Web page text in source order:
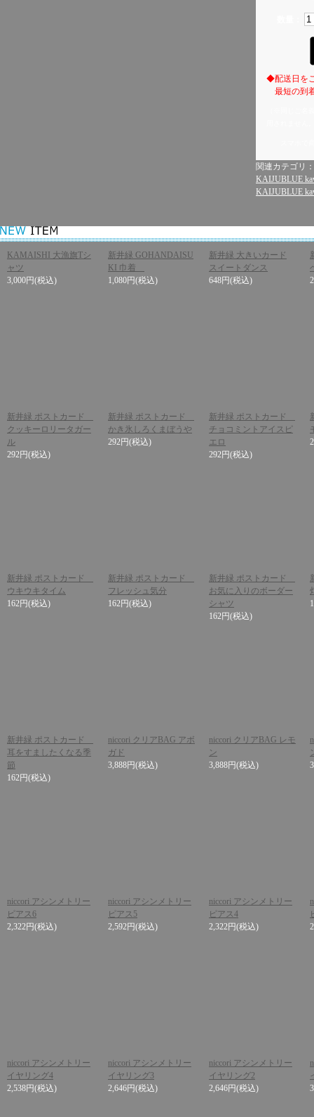
◆配送日を
最短の到
関連カテゴリ：
KAIJUBLUE
KAIJUBLUE
KAMAISHI 大漁旗Tシ
ャツ
3,000円(税込)
新井緑 GOHANDAISU
KI 巾着
1,080円(税込)
新井緑 大きいカード
スイートダンス
648円(税込)
新井緑 ポストカード
クッキーロリータガー
ル
292円(税込)
新井緑 ポストカード
かき氷しろくまぼうや
292円(税込)
新井緑 ポストカード
チョコミントアイスピ
エロ
292円(税込)
新井緑 ポストカード
ウキウキタイム
162円(税込)
新井緑 ポストカード
フレッシュ気分
162円(税込)
新井緑 ポストカード
お気に入りのボーダー
シャツ
162円(税込)
新井緑 ポストカード
耳をすましたくなる季
節
162円(税込)
niccori クリアBAG アボ
ガド
3,888円(税込)
niccori クリアBAG レモ
ン
3,888円(税込)
niccori アシンメトリー
ピアス6
2,322円(税込)
niccori アシンメトリー
ピアス5
2,592円(税込)
niccori アシンメトリー
ピアス4
2,322円(税込)
niccori アシンメトリー
イヤリング4
2,538円(税込)
niccori アシンメトリー
イヤリング3
2,646円(税込)
niccori アシンメトリー
イヤリング2
2,646円(税込)